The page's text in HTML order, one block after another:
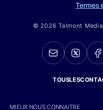
Termes
© 2026 Talmont
MIEUX NOUS CONNAITRE